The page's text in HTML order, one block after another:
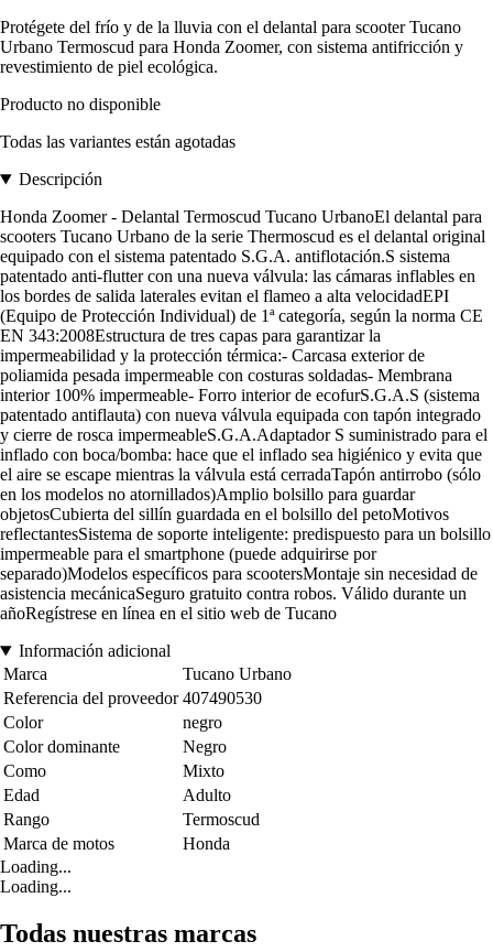
Protégete del frío y de la lluvia con el delantal para scooter Tucano
Urbano Termoscud para Honda Zoomer, con sistema antifricción y
revestimiento de piel ecológica.
Producto no disponible
Todas las variantes están agotadas
Descripción
Honda Zoomer - Delantal Termoscud Tucano UrbanoEl delantal para
scooters Tucano Urbano de la serie Thermoscud es el delantal original
equipado con el sistema patentado S.G.A. antiflotación.S sistema
patentado anti-flutter con una nueva válvula: las cámaras inflables en
los bordes de salida laterales evitan el flameo a alta velocidadEPI
(Equipo de Protección Individual) de 1ª categoría, según la norma CE
EN 343:2008Estructura de tres capas para garantizar la
impermeabilidad y la protección térmica:- Carcasa exterior de
poliamida pesada impermeable con costuras soldadas- Membrana
interior 100% impermeable- Forro interior de ecofurS.G.A.S (sistema
patentado antiflauta) con nueva válvula equipada con tapón integrado
y cierre de rosca impermeableS.G.A.Adaptador S suministrado para el
inflado con boca/bomba: hace que el inflado sea higiénico y evita que
el aire se escape mientras la válvula está cerradaTapón antirrobo (sólo
en los modelos no atornillados)Amplio bolsillo para guardar
objetosCubierta del sillín guardada en el bolsillo del petoMotivos
reflectantesSistema de soporte inteligente: predispuesto para un bolsillo
impermeable para el smartphone (puede adquirirse por
separado)Modelos específicos para scootersMontaje sin necesidad de
asistencia mecánicaSeguro gratuito contra robos. Válido durante un
añoRegístrese en línea en el sitio web de Tucano
Información adicional
Marca
Tucano Urbano
Referencia del proveedor 407490530
Color
negro
Color dominante
Negro
Como
Mixto
Edad
Adulto
Rango
Termoscud
Marca de motos
Honda
Loading...
Loading...
Todas nuestras marcas